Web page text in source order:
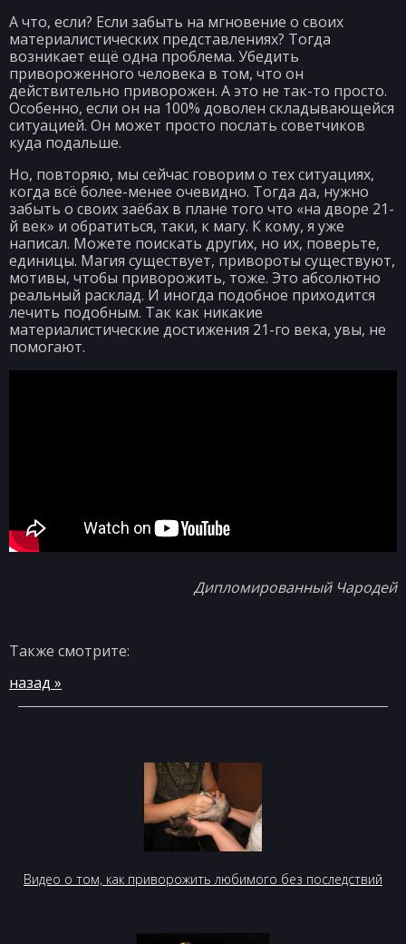
А что, если? Если забыть на мгновение о своих
материалистических представлениях? Тогда
возникает ещё одна проблема. Убедить
привороженного человека в том, что он
действительно приворожен. А это не так-то просто.
Особенно, если он на 100% доволен складывающейся
ситуацией. Он может просто послать советчиков
куда подальше.
Но, повторяю, мы сейчас говорим о тех ситуациях,
когда всё более-менее очевидно. Тогда да, нужно
забыть о своих заёбах в плане того что «на дворе 21-
й век» и обратиться, таки, к магу. К кому, я уже
написал. Можете поискать других, но их, поверьте,
единицы. Магия существует, привороты существуют,
мотивы, чтобы приворожить, тоже. Это абсолютно
реальный расклад. И иногда подобное приходится
лечить подобным. Так как никакие
материалистические достижения 21-го века, увы, не
помогают.
Дипломированный Чародей
Также смотрите:
назад »
Видео о том, как приворожить любимого без последствий